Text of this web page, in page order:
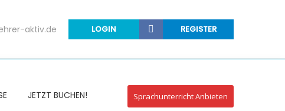
LOGIN REGISTER
aktiv.de
JETZT BUCHEN! Sprachunterricht Anbieten